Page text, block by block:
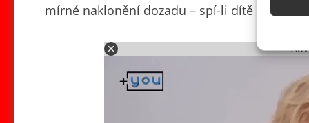
mírné naklonění dozadu – spí-li dítě v